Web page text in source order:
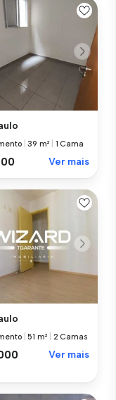
|39 m² 1 Cama
Ver mais
|51 m² 2 Camas
Ver mais